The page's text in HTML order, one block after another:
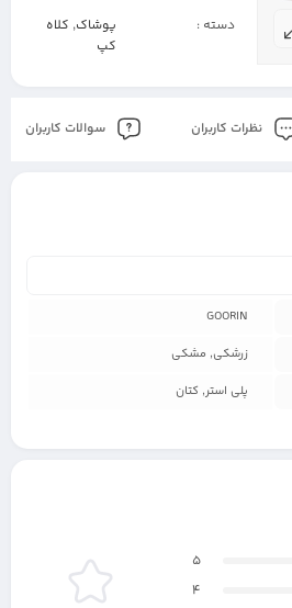
دسته : پوشاک, کلاه
کپ
نظرات کاربران سوالات کاربران
GOORIN
زرشکی, مشکی
پلی استر, کتان
5
4